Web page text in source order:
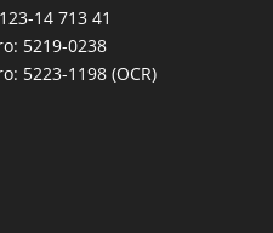
14 713 41
5219-0238
5223-1198 (OCR)